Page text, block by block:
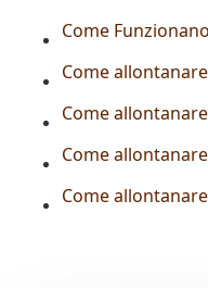
Come
Come
Come
Come
Come